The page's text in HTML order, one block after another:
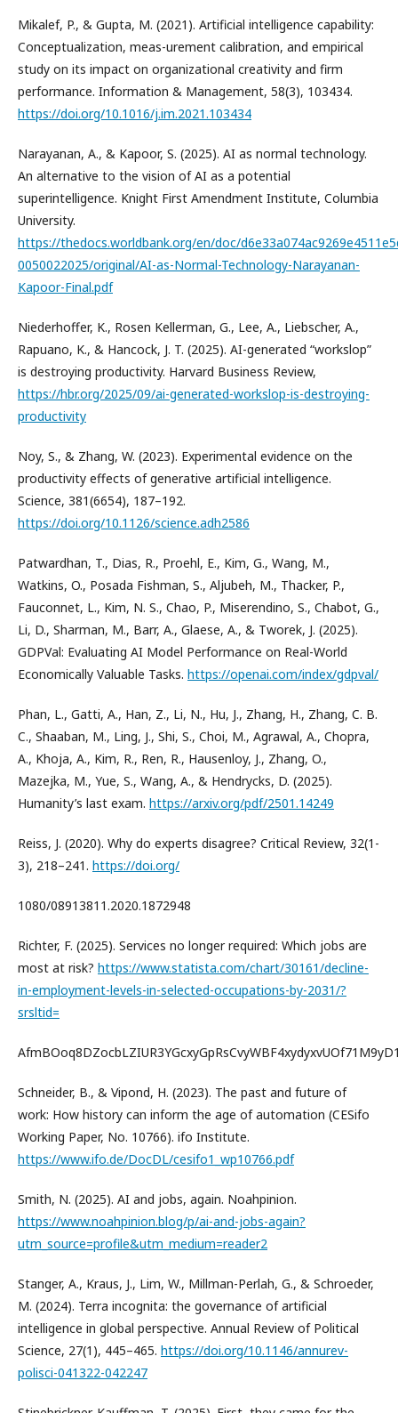
Mikalef, P., & Gupta, M. (2021). Artificial intelligence capability:
Conceptualization, meas-urement calibration, and empirical
study on its impact on organizational creativity and firm
performance. Information & Management, 58(3), 103434.
https://doi.org/10.1016/j.im.2021.103434
Narayanan, A., & Kapoor, S. (2025). AI as normal technology.
An alternative to the vision of AI as a potential
superintelligence. Knight First Amendment Institute, Columbia
University.
https://thedocs.worldbank.org/en/doc/
0050022025/original/AI-as-Normal-Technology-Narayanan-
Kapoor-Final.pdf
Niederhoffer, K., Rosen Kellerman, G., Lee, A., Liebscher, A.,
Rapuano, K., & Hancock, J. T. (2025). AI-generated “workslop”
is destroying productivity. Harvard Business Review,
https://hbr.org/2025/09/ai-generated-workslop-is-destroying-
productivity
Noy, S., & Zhang, W. (2023). Experimental evidence on the
productivity effects of generative artificial intelligence.
Science, 381(6654), 187–192.
https://doi.org/10.1126/science.adh2586
Patwardhan, T., Dias, R., Proehl, E., Kim, G., Wang, M.,
Watkins, O., Posada Fishman, S., Aljubeh, M., Thacker, P.,
Fauconnet, L., Kim, N. S., Chao, P., Miserendino, S., Chabot, G.,
Li, D., Sharman, M., Barr, A., Glaese, A., & Tworek, J. (2025).
GDPVal: Evaluating AI Model Performance on Real-World
Economically Valuable Tasks. https://openai.com/index/gdpval/
Phan, L., Gatti, A., Han, Z., Li, N., Hu, J., Zhang, H., Zhang, C. B.
C., Shaaban, M., Ling, J., Shi, S., Choi, M., Agrawal, A., Chopra,
A., Khoja, A., Kim, R., Ren, R., Hausenloy, J., Zhang, O.,
Mazejka, M., Yue, S., Wang, A., & Hendrycks, D. (2025).
Humanity’s last exam. https://arxiv.org/pdf/2501.14249
Reiss, J. (2020). Why do experts disagree? Critical Review, 32(1-
3), 218–241. https://doi.org/
1080/08913811.2020.1872948
Richter, F. (2025). Services no longer required: Which jobs are
most at risk? https://www.statista.com/chart/30161/decline-
in-employment-levels-in-selected-occupations-by-2031/?
srsltid=
Schneider, B., & Vipond, H. (2023). The past and future of
work: How history can inform the age of automation (CESifo
Working Paper, No. 10766). ifo Institute.
https://www.ifo.de/DocDL/cesifo1_wp10766.pdf
Smith, N. (2025). AI and jobs, again. Noahpinion.
https://www.noahpinion.blog/p/ai-and-jobs-again?
utm_source=profile&utm_medium=reader2
Stanger, A., Kraus, J., Lim, W., Millman-Perlah, G., & Schroeder,
M. (2024). Terra incognita: the governance of artificial
intelligence in global perspective. Annual Review of Political
Science, 27(1), 445–465. https://doi.org/10.1146/annurev-
polisci-041322-042247